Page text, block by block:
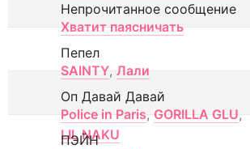
Непрочитанное сообщение
Хватит паясничать
Пепел
SAINTY, Лали
Оп Давай Давай
Police in Paris, GORILLA GLU,
LIL NAKU
ПЭЙН